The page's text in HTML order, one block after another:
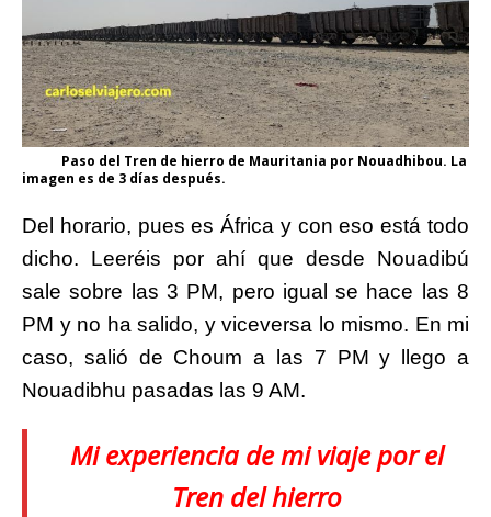
Paso del Tren de hierro de Mauritania por Nouadhibou. La
imagen es de 3 días después.
Del horario, pues es África y con eso está todo
dicho. Leeréis por ahí que desde Nouadibú
sale sobre las 3 PM, pero igual se hace las 8
PM y no ha salido, y viceversa lo mismo. En mi
caso, salió de Choum a las 7 PM y llego a
Nouadibhu pasadas las 9 AM.
Mi experiencia de mi viaje por el
Tren del hierro